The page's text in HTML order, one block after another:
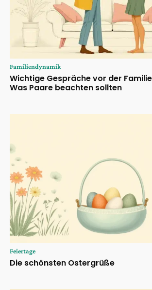
Familiendynamik
Wichtige Gespräche vor der
Was Paare beachten sollten
Feiertage
Die schönsten Ostergrüße